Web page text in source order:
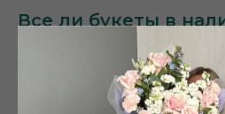
Все ли букеты в
А букет точно будет